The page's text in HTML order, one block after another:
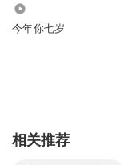
今年你七岁
相关推荐